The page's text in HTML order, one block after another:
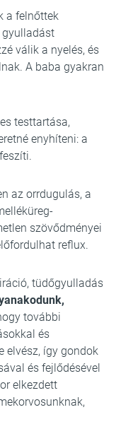
a felnőttek
gyulladást
válik a nyelés, és
A baba gyakran
testtartása,
enyhíteni: a
az orrdugulás, a
szövődményei
reflux.
tüdőgyulladás
további
és
elvész, így gondok
és fejlődésével
elkezdett